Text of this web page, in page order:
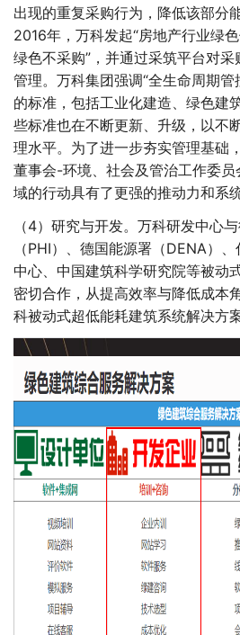
出现的重复采购行为，降低该部分
2016年，万科发起“房地产行业绿
绿色不采购”，并通过采筑平台对
管理。万科集团强调“全生命周期
的标准，包括工业化建造、绿色建
些标准也在不断更新、升级，以不
理水平。为了进一步夯实管理基础
董事会-环境、社会及管治工作委
域的行动具有了更强的推动力和系统
（4）研究与开发。万科研发中心
（PHI）、德国能源署（DENA）
中心、中国建筑科学研究院等被动
密切合作，从提高效率与降低成
科被动式超低能耗建筑系统解决方案